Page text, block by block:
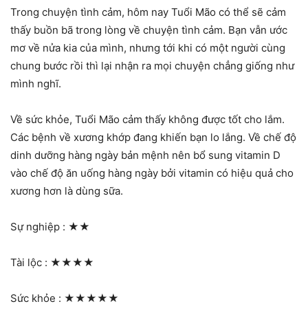
Trong chuyện tình cảm, hôm nay Tuổi Mão có thể sẽ cảm
thấy buồn bã trong lòng về chuyện tình cảm. Bạn vẫn ước
mơ về nửa kia của mình, nhưng tới khi có một người cùng
chung bước rồi thì lại nhận ra mọi chuyện chẳng giống như
mình nghĩ.
Về sức khỏe, Tuổi Mão cảm thấy không được tốt cho lắm.
Các bệnh về xương khớp đang khiến bạn lo lắng. Về chế độ
dinh dưỡng hàng ngày bản mệnh nên bổ sung vitamin D
vào chế độ ăn uống hàng ngày bởi vitamin có hiệu quả cho
xương hơn là dùng sữa.
Sự nghiệp : ★★
Tài lộc : ★★★★
Sức khỏe : ★★★★★